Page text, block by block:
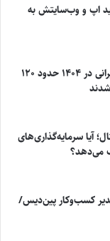
اپ و وب‌سایتش به
گزارش نجوا: کسب‌وکارهای ایرانی در ۱۴۰۴ حدود ۱۲۰
شدند
آیا سرمایه‌گذاری‌های
می‌دهد؟
کسب‌وکار پین‌دیس/